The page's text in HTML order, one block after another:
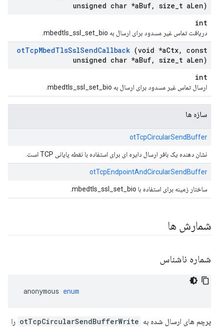
unsigned char *aBuf, size t aLen)
int
دریافت تماس غیر مسدود برای ارسال به mbedtls_ssl_set_bio.
otTcpMbedTlsSslSendCallback (void *aCtx,
const
unsigned char *aBuf, size t aLen)
int
ارسال تماس غیر مسدود برای ارسال به mbedtls_ssl_set_bio.
سازه ها
otTcpCircularSendBuffer
نشان دهنده یک بافر ارسال دایره ای برای استفاده با نقطه پایانی TCP است.
otTcpEndpointAndCircularSendBuffer
ساختار زمینه برای استفاده با mbedtls_ssl_set_bio.
شمارش ها
شماره ناشناس
anonymous enum
پرچم های ارسال شده به otTcpCircularSendBufferWrite را